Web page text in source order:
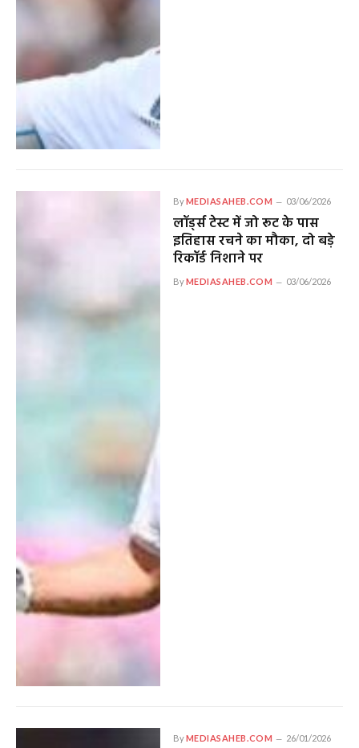
ByMEDIASAHEB.COM 03/06/2026
लॉर्ड्स टेस्ट में जो रूट के पास
इतिहास रचने का मौका, दो बड़े
रिकॉर्ड निशाने पर
ByMEDIASAHEB.COM 03/06/2026
ByMEDIASAHEB.COM 26/01/2026